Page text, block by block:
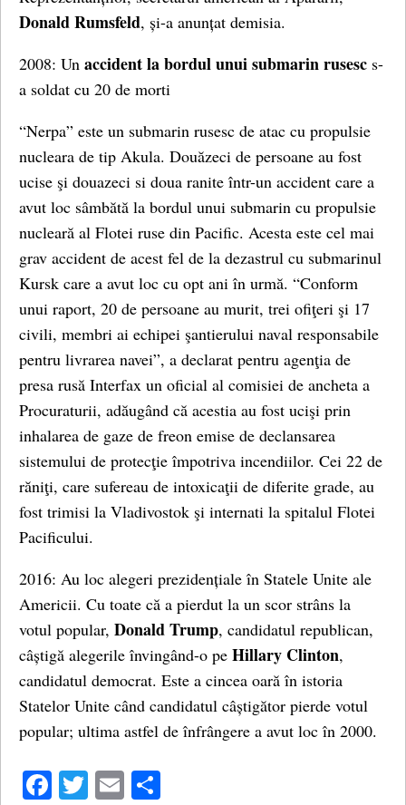
DonaldRumsfeld, și-a anunțat demisia.
2008: Un accident la bordul unui submarin rusesc s-
a soldat cu 20 de morti
“Nerpa” este un submarin rusesc de atac cu propulsie
nucleara de tip Akula. Douăzeci de persoane au fost
ucise şi douazeci si doua ranite într-un accident care a
avut loc sâmbătă la bordul unui submarin cu propulsie
nucleară al Flotei ruse din Pacific. Acesta este cel mai
grav accident de acest fel de la dezastrul cu submarinul
Kursk care a avut loc cu opt ani în urmă. “Conform
unui raport, 20 de persoane au murit, trei ofiţeri şi 17
civili, membri ai echipei şantierului naval responsabile
pentru livrarea navei”, a declarat pentru agenţia de
presa rusă Interfax un oficial al comisiei de ancheta a
Procuraturii, adăugând că acestia au fost ucişi prin
inhalarea de gaze de freon emise de declansarea
sistemului de protecţie împotriva incendiilor. Cei 22 de
răniţi, care sufereau de intoxicaţii de diferite grade, au
fost trimisi la Vladivostok şi internati la spitalul Flotei
Pacificului.
2016: Au loc alegeri prezidențiale în Statele Unite ale
Americii. Cu toate că a pierdut la un scor strâns la
votul popular, Donald Trump, candidatul republican,
câștigă alegerile învingând-o pe Hillary Clinton,
candidatul democrat. Este a cincea oară în istoria
Statelor Unite când candidatul câștigător pierde votul
popular; ultima astfel de înfrângere a avut loc în 2000.
Facebook
Twitter
Email